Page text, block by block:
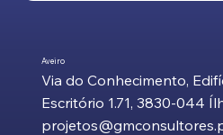
Aveiro
Via do Conhecimento,
Escritório 1.71, 3830-044